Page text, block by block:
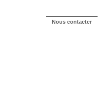
Nous contacter